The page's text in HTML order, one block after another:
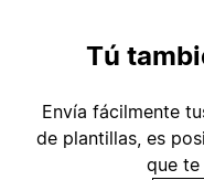
Tú
Envía fácilmente
de plantillas, es
que te